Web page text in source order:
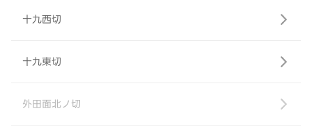
十九西切
十九東切
外田面北ノ切